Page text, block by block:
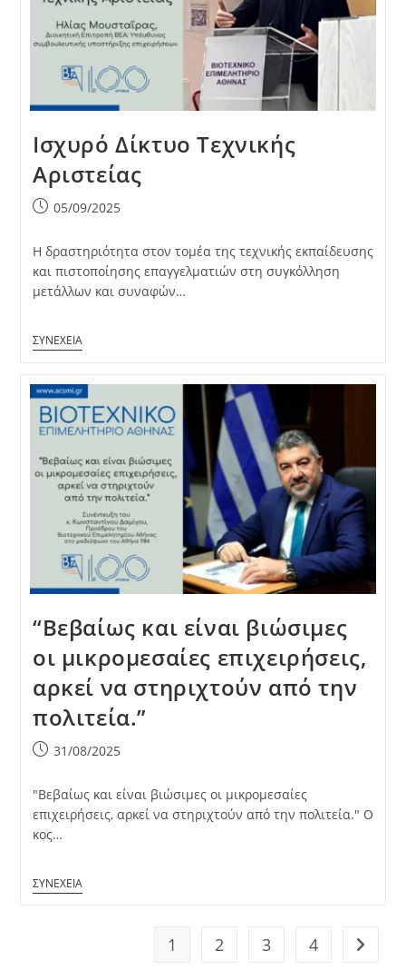
Ισχυρό Δίκτυο Τεχνικής
Αριστείας
Post05/09/2025
Η δραστηριότητα στον τομέα της τεχνικής εκπαίδευσης
και πιστοποίησης επαγγελματιών στη συγκόλληση
μετάλλων και συναφών…
“Βεβαίως και είναι βιώσιμες
οι μικρομεσαίες επιχειρήσεις,
αρκεί να στηριχτούν από την
πολιτεία.”
Post31/08/2025
"Βεβαίως και είναι βιώσιμες οι μικρομεσαίες
επιχειρήσεις, αρκεί να στηριχτούν από την πολιτεία." Ο
κος…
1 2 3 4 Go to